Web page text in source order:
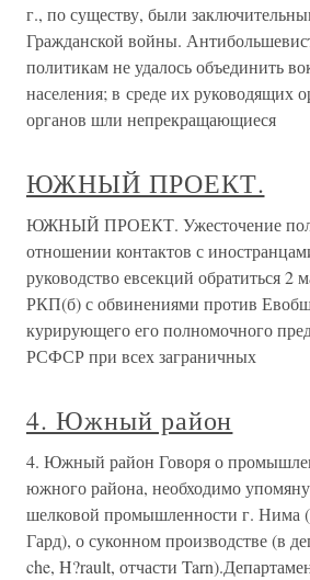
г., по существу, были
Гражданской войны.
политикам не удалось объединить
населения; в среде их руководящих
органов шли непрекращающиеся
ЮЖНЫЙ ПРОЕКТ.
ЮЖНЫЙ ПРОЕКТ. Ужесточение
отношении контактов с
руководство евсекций обратиться 2
РКП(б) с обвинениями против
курирующего его полномочного
РСФСР при всех заграничных
4. Южный район
4. Южный район Говоря о
южного района, необходимо
шелковой промышленности г. Нима
Гард), о суконном производстве (в
che, H?rault, отчасти